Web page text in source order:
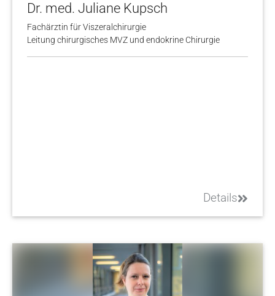
Dr. med. Juliane Kupsch
Fachärztin für Viszeralchirurgie
Leitung chirurgisches MVZ und endokrine Chirurgie
Details